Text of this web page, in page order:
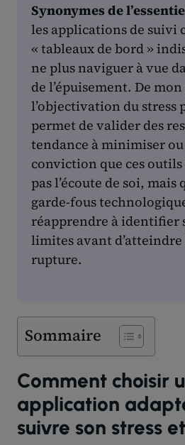
Synonymes de
les applications de suivi
« tableaux de bord »
ne plus naviguer à vue
de l’épuisement. De
l’objectivation du stress
permet de valider des
tendance à minimiser ou
conviction que ces
pas l’écoute de soi, mais
garde-fous
réapprendre à identifier
limites avant
rupture.
Sommaire
Comment choisir
application
suivre son stress